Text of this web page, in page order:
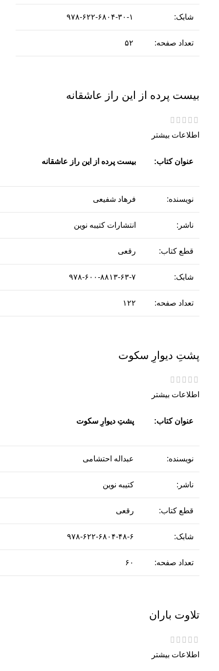
شابک: ۹۷۸-۶۲۲-۶۸۰۴-۳۰-۱
تعداد صفحه: ۵۲
بیست پرده از این راز عاشقانه
اطلاعات بیشتر
عنوان کتاب: بیست پرده از این راز عاشقانه
نویسنده: فرهاد شفیعی
ناشر: انتشارات کتیبه نوین
قطع کتاب: رقعی
شابک: ۹۷۸-۶۰۰-۸۸۱۳-۶۳-۷
تعداد صفحه: ۱۲۲
پشتِ دیوارِ سکوت
اطلاعات بیشتر
عنوان کتاب: پشتِ دیوارِ سکوت
نویسنده: عبداله احتشامی
ناشر: کتیبه نوین
قطع کتاب: رقعی
شابک: ۹۷۸-۶۲۲-۶۸۰۴-۴۸-۶
تعداد صفحه: ۶۰
تلاوت باران
اطلاعات بیشتر